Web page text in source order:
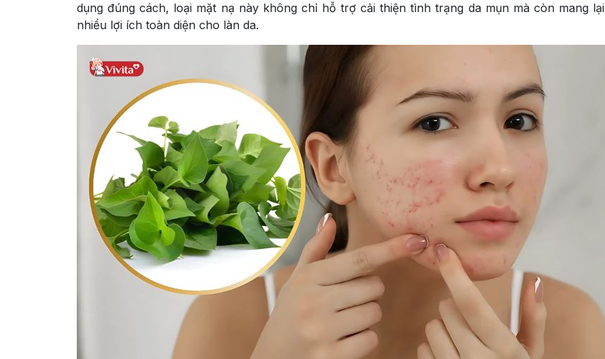
dụng đúng cách, loại mặt nạ này không chỉ hỗ trợ cải thiện tình trạng da mụn mà còn mang lại
nhiều lợi ích toàn diện cho làn da.